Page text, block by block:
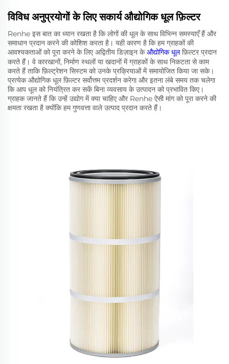
विविध अनुप्रयोगों के लिए सकार्य औद्योगिक धूल फ़िल्टर
Renhe इस बात का ध्यान रखता है कि लोगों की धूल के साथ विभिन्न समस्याएँ हैं और
समाधान प्रदान करने की कोशिश करता है। यही कारण है कि हम ग्राहकों की
आवश्यकताओं को पूरा करने के लिए अद्वितीय डिज़ाइन केऔद्योगिक धूलफ़िल्टर प्रदान
करते हैं। वे कारखानों, निर्माण स्थलों या खदानों में ग्राहकों के साथ निकटता से काम
करते हैं ताकि फ़िल्ट्रेशन सिस्टम को उनके प्रक्रियाओं में समायोजित किया जा सके।
प्रत्येक औद्योगिक धूल फ़िल्टर सर्वोत्तम प्रदर्शन करेगा और इतना लंबे समय तक चलेगा
कि आप धूल को नियंत्रित कर सकें बिना व्यवसाय के उत्पादन को प्रभावित किए।
ग्राहक जानते हैं कि उन्हें उद्योग में क्या चाहिए और Renhe ऐसी मांग को पूरा करने की
क्षमता रखता है क्योंकि हम गुणवत्ता वाले उत्पाद प्रदान करते हैं।